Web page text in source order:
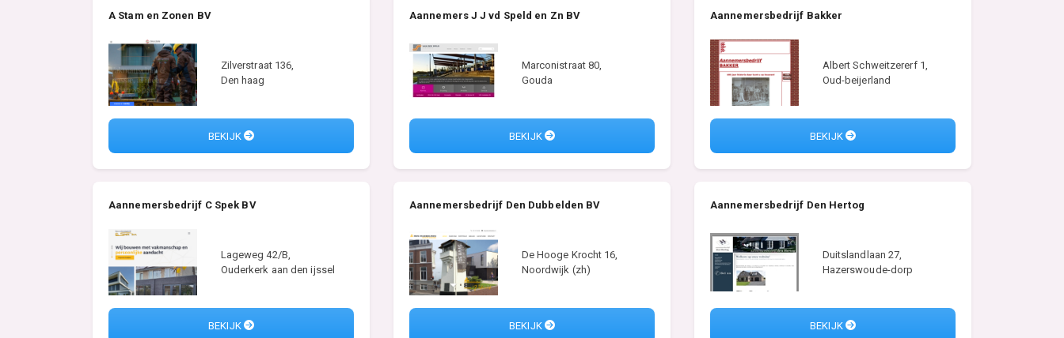
A Stam en Zonen BV
Zilverstraat 136,
Den haag
BEKIJK
Aannemers J J vd Speld en Zn BV
Marconistraat 80,
Gouda
BEKIJK
Aannemersbedrijf Bakker
Albert Schweitzererf 1,
Oud-beijerland
BEKIJK
Aannemersbedrijf C Spek BV
Lageweg 42/B,
Ouderkerk aan den ijssel
BEKIJK
Aannemersbedrijf Den Dubbelden BV
De Hooge Krocht 16,
Noordwijk (zh)
BEKIJK
Aannemersbedrijf Den Hertog
Duitslandlaan 27,
Hazerswoude-dorp
BEKIJK